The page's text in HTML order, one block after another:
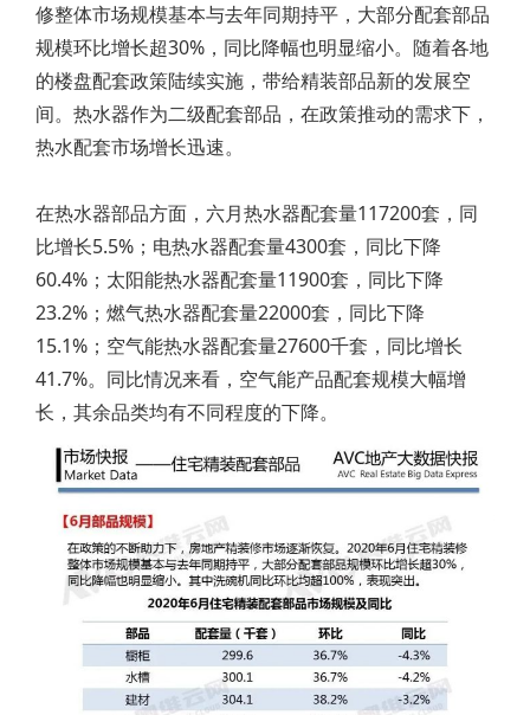
修整体市场规模基本与去年同期持平，大部分配套部品
规模环比增长超30%，同比降幅也明显缩小。随着各地
的楼盘配套政策陆续实施，带给精装部品新的发展空
间。热水器作为二级配套部品，在政策推动的需求下，
热水配套市场增长迅速。
在热水器部品方面，六月热水器配套量117200套，同
比增长5.5%；电热水器配套量4300套，同比下降
60.4%；太阳能热水器配套量11900套，同比下降
23.2%；燃气热水器配套量22000套，同比下降
15.1%；空气能热水器配套量27600千套，同比增长
41.7%。同比情况来看，空气能产品配套规模大幅增
长，其余品类均有不同程度的下降。